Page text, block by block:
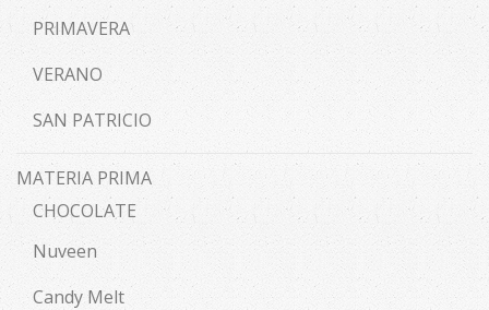
PRIMAVERA
VERANO
SAN PATRICIO
MATERIA PRIMA
CHOCOLATE
Nuveen
Candy Melt